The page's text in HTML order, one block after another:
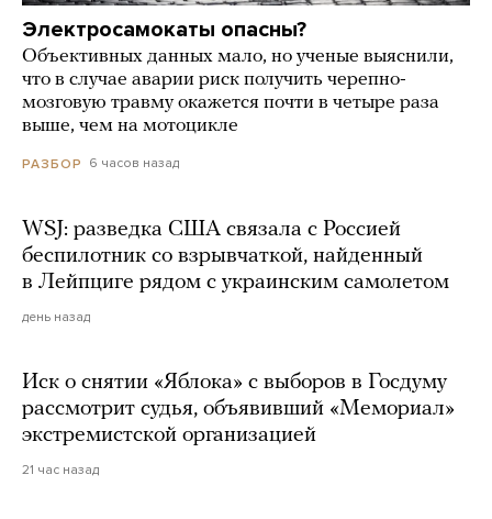
Электросамокаты опасны?
Объективных данных мало, но ученые выяснили,
что в случае аварии риск получить черепно-
мозговую травму окажется почти в четыре раза
выше, чем на мотоцикле
РАЗБОР 6 часов назад
WSJ: разведка США связала с Россией
беспилотник со взрывчаткой, найденный
в Лейпциге рядом с украинским самолетом
день назад
Иск о снятии «Яблока» с выборов в Госдуму
рассмотрит судья, объявивший «Мемориал»
экстремистской организацией
21 час назад